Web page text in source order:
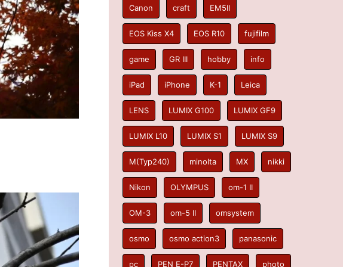
Canon craft EM5II
EOS Kiss X4 EOS R10 fujifilm
game GR III hobby info
iPad iPhone K-1 Leica
LENS LUMIX G100 LUMIX GF9
LUMIX L10 LUMIX S1 LUMIX S9
M(Typ240) minolta MX nikki
Nikon OLYMPUS om-1 II
OM-3 om-5 II omsystem
osmo osmo action3 panasonic
pc PEN E-P7 PENTAX photo